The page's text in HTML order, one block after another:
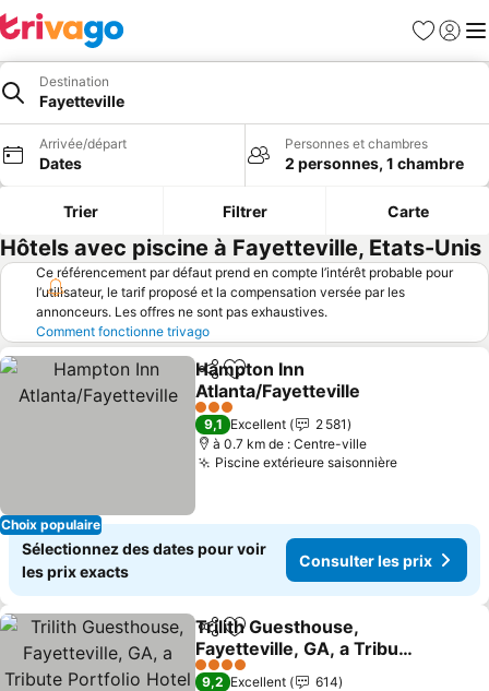
Favoris
Se
Destination
Fayetteville
Arrivée/départ
Dates
Personnes et chambres
2 personnes, 1 chambre
Trier Filtrer Carte
Hôtels avec piscine à Fayetteville, Etats-Unis
Ce référencement par défaut prend en compte l’intérêt probable pour
l’utilisateur, le tarif proposé et la compensation versée par les
annonceurs. Les offres ne sont pas exhaustives.
Comment fonctionne trivago
Choix populaire
PartagerAjouter à mes favoris
Hampton Inn
Atlanta/Fayetteville
Consulter les prix
3 Étoiles
9,1 Excellent
2 581
à 0.7 km de : Centre-ville
Piscine extérieure saisonnièreConsulter
Sélectionnez des dates pour voir
les prix exacts
Consulter les prix
PartagerAjouter à mes favoris
Trilith Guesthouse,
Fayetteville, GA, a Tribute
Portfolio Hotel
Consulter les prix
4 Étoiles
9,2 Excellent
614